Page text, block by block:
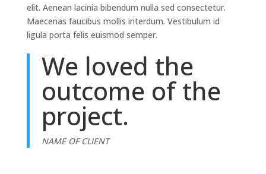
elit. Aenean lacinia bibendum nulla sed consectetur.
Maecenas faucibus mollis interdum. Vestibulum id
ligula porta felis euismod semper.
We loved the
outcome of the
project.
NAME OF CLIENT